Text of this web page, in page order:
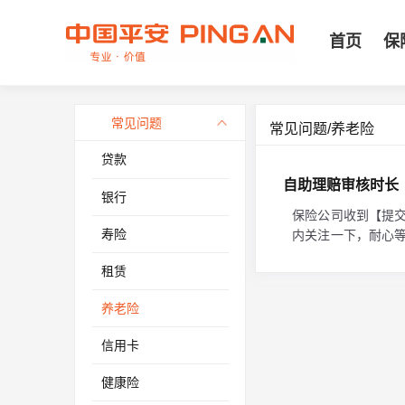
首页 保
常见问题
贷款
银行
寿险
租赁
养老险
信用卡
健康险
常见问题/养老险
自助理赔审核时长
保险公司收到【提
内关注一下，耐心